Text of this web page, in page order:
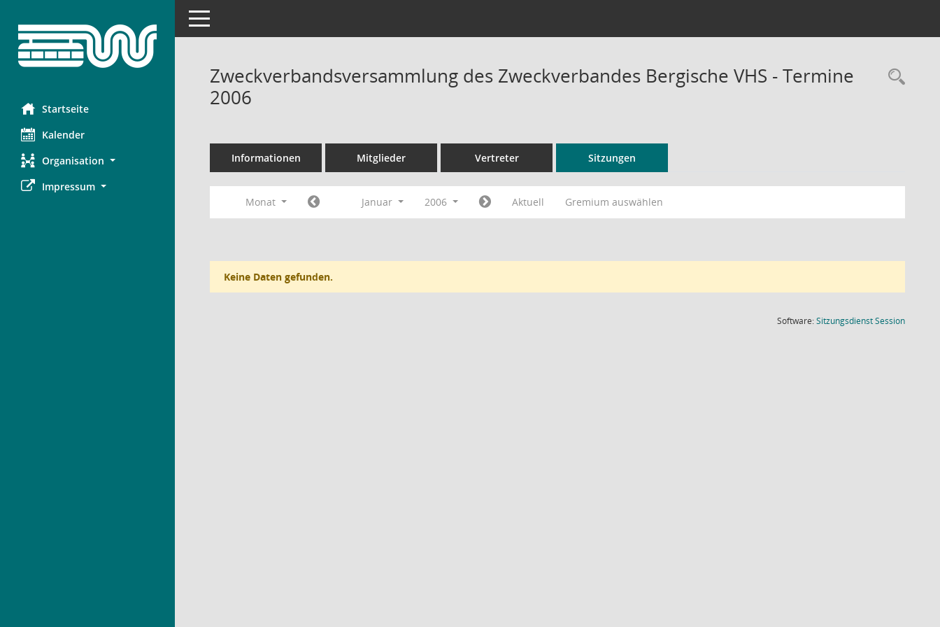
Startseite
Kalender
Organisation
Impressum
Toggle navigation
Zweckverbandsversammlung des Zweckverbandes Bergische VHS - Termine
2006
Informationen Mitglieder Vertreter Sitzungen
Monat Januar 2006 Aktuell Gremium auswählen
Keine Daten gefunden.
Software:SitzungsdienstSession(Wird in